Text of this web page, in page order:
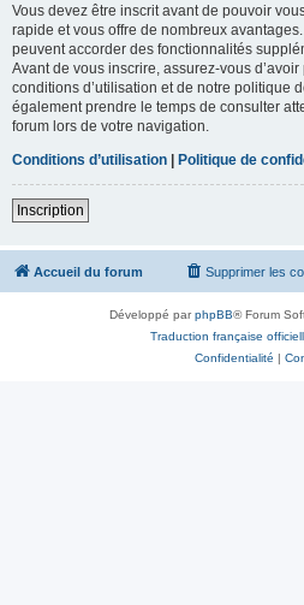
Vous devez être inscrit avant de pouvoir
rapide et vous offre de nombreux
peuvent accorder des fonctionnalités
Avant de vous inscrire, assurez-vous
conditions d’utilisation et de notre politique
également prendre le temps de consulter
forum lors de votre navigation.
Conditions d’utilisation | Politique de
Inscription
Accueil du forum Supprimer les
Développé parphpBB® Forum
Traduction française
Confidentialité |